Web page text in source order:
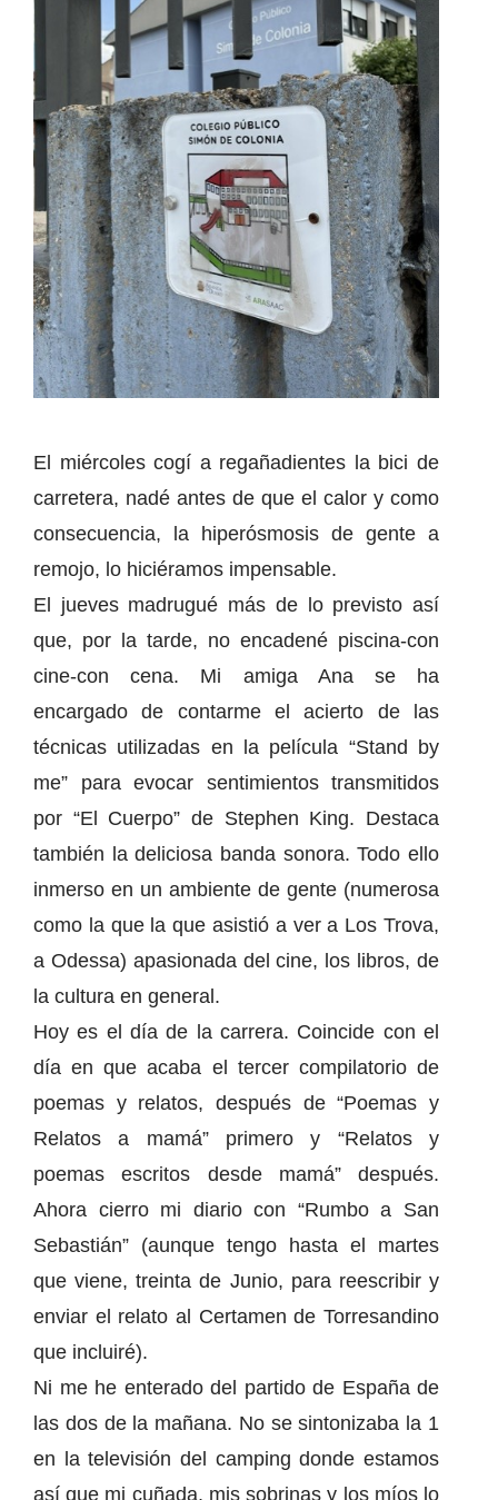
El miércoles cogí a regañadientes la bici de
carretera, nadé antes de que el calor y como
consecuencia, la hiperósmosis de gente a
remojo, lo hiciéramos impensable.
El jueves madrugué más de lo previsto así
que, por la tarde, no encadené piscina-con
cine-con cena. Mi amiga Ana se ha
encargado de contarme el acierto de las
técnicas utilizadas en la película “Stand by
me” para evocar sentimientos transmitidos
por “El Cuerpo” de Stephen King. Destaca
también la deliciosa banda sonora. Todo ello
inmerso en un ambiente de gente (numerosa
como la que la que asistió a ver a Los Trova,
a Odessa) apasionada del cine, los libros, de
la cultura en general.
Hoy es el día de la carrera. Coincide con el
día en que acaba el tercer compilatorio de
poemas y relatos, después de “Poemas y
Relatos a mamá” primero y “Relatos y
poemas escritos desde mamá” después.
Ahora cierro mi diario con “Rumbo a San
Sebastián” (aunque tengo hasta el martes
que viene, treinta de Junio, para reescribir y
enviar el relato al Certamen de Torresandino
que incluiré).
Ni me he enterado del partido de España de
las dos de la mañana. No se sintonizaba la 1
en la televisión del camping donde estamos
así que mi cuñada, mis sobrinas y los míos lo